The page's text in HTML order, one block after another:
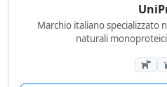
Marchio italiano specializzato
naturali